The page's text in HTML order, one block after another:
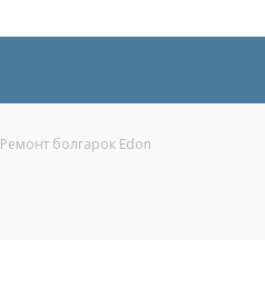
Ремонт болгарок Edon